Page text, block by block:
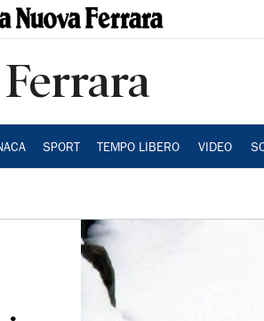
Ferrara
SPORT TEMPO LIBERO VIDEO